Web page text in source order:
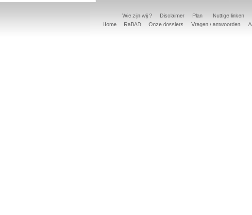
Wie zijn wij ? Disclaimer Plan
Nuttige linken
Home
RaBAD Onze dossiers Vragen / antwoorden